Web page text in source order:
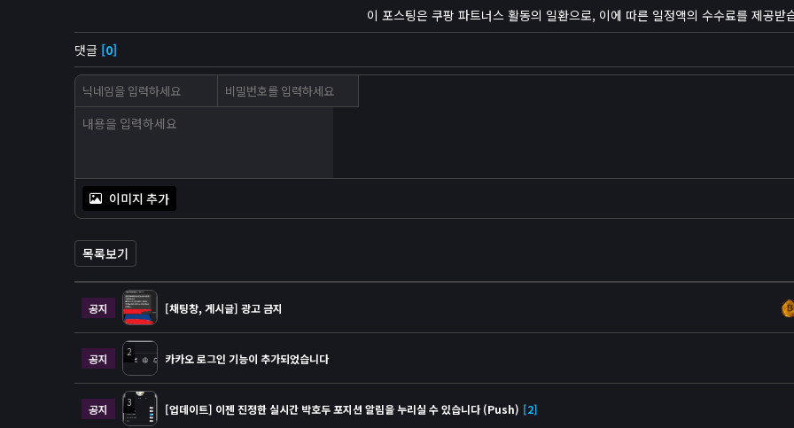
이 포스팅은 쿠팡 파트너스 활동의 일환으로, 이에 따른 일정액의 수수료를 제공받
댓글 [0]
이미지 추가
목록보기
공지 [채팅창, 게시글] 광고 금지
공지 2 카카오 로그인 기능이 추가되었습니다
공지 3 [업데이트] 이젠 진정한 실시간 박호두 포지션 알림을 누리실 수 있습니다 (Push) [2]